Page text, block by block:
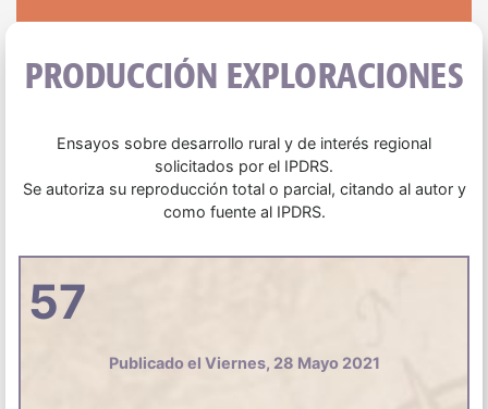
PRODUCCIÓN EXPLORACIONES
Ensayos sobre desarrollo rural y de interés regional
solicitados por el IPDRS.
Se autoriza su reproducción total o parcial, citando al autor y
como fuente al IPDRS.
57
Publicado el Viernes, 28 Mayo 2021